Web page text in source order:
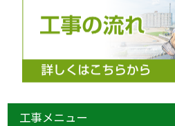
工事メニュー